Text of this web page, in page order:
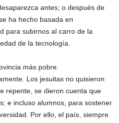
antes; o después de
ha hecho basada en
para subirnos al carro de la
de la tecnología.
más pobre.
Los jesuitas no quisieron
repente, se dieron cuenta que
e incluso alumnos, para sostener
Por ello, el país, siempre